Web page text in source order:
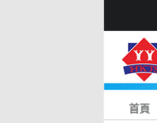
首頁